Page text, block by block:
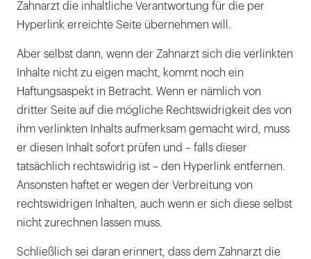
Zahnarzt die inhaltliche Verantwortung für die per
Hyperlink erreichte Seite übernehmen will.
Aber selbst dann, wenn der Zahnarzt sich die verlinkten
Inhalte nicht zu eigen macht, kommt noch ein
Haftungsaspekt in Betracht. Wenn er nämlich von
dritter Seite auf die mögliche Rechtswidrigkeit des von
ihm verlinkten Inhalts aufmerksam gemacht wird, muss
er diesen Inhalt sofort prüfen und – falls dieser
tatsächlich rechtswidrig ist – den Hyperlink entfernen.
Ansonsten haftet er wegen der Verbreitung von
rechtswidrigen Inhalten, auch wenn er sich diese selbst
nicht zurechnen lassen muss.
Schließlich sei daran erinnert, dass dem Zahnarzt die